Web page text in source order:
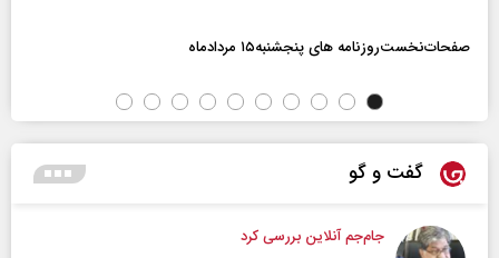
صفحات‌نخست‌روزنامه ها‌ی پنجشنبه‌۱۵ مردادماه
گفت و گو
جام‌جم آنلاین بررسی کرد